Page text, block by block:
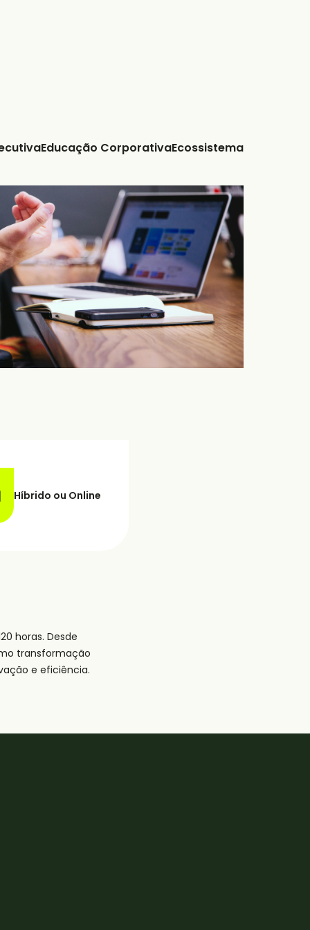
Educação CorporativaEcossistema
Híbrido ou Online
horas. Desde
transformação
e eficiência.